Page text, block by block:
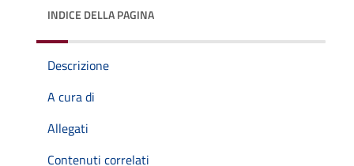
INDICE DELLA PAGINA
Descrizione
A cura di
Allegati
Contenuti correlati